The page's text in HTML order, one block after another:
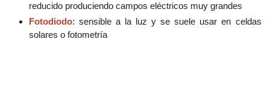
reducido produciendo campos eléctricos muy grandes
Fotodiodo: sensible a la luz y se suele usar en celdas
solares o fotometría